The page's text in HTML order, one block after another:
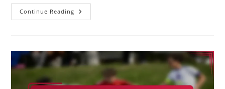
Continue Reading 3-
1-
Overgangen,
Herstelruns,
Tactische